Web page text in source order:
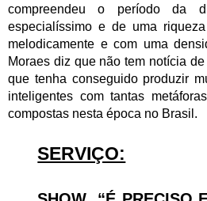
compreendeu o período da
especialíssimo e de uma
melodicamente e com uma
Moraes diz que não tem notícia
que tenha conseguido produzir
inteligentes com tantas
compostas nesta época no Brasil.
SERVIÇO: